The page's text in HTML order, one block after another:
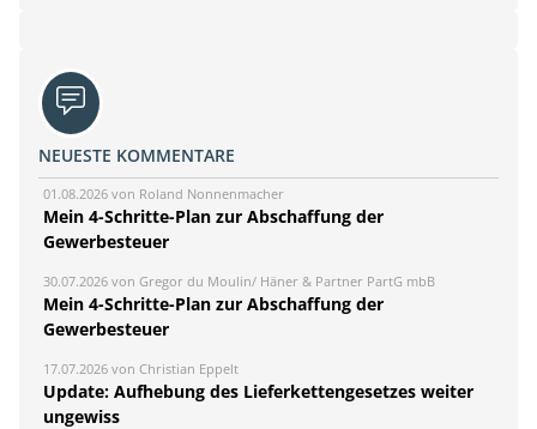
NEUESTE KOMMENTARE
01.08.2026 von Roland Nonnenmacher
Mein 4-Schritte-Plan zur Abschaffung der
Gewerbesteuer
30.07.2026 von Gregor du Moulin/ Häner & Partner PartG mbB
Mein 4-Schritte-Plan zur Abschaffung der
Gewerbesteuer
17.07.2026 von Christian Eppelt
Update: Aufhebung des Lieferkettengesetzes weiter
ungewiss